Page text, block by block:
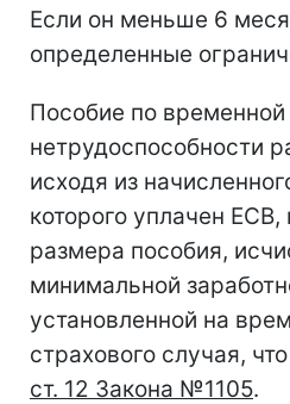
Если он меньше 6
определенные
Пособие по временной
нетрудоспособности
исходя из
которого уплачен ЕСВ,
размера пособия,
минимальной
установленной на
страхового случая,
ст. 12 Закона №1105.